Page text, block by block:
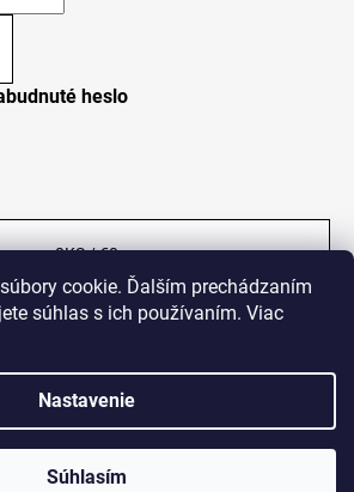
cookie. Ďalším prechádzaním
súhlas s ich používaním. Viac
Nastavenie
Súhlasím
heslo
0KS /€0
konopi.sk. Všetky práva vyhradené.